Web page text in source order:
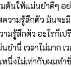
ต้นให้แม่นยำดีๆ อ
ามรู้สึกตัว มันจะมี
รู้สึกตัว อะไรก็เป
ำนี่ เวลาไม่มาก เ
งไม่เท่ากับผมทำชั่